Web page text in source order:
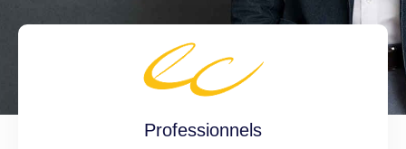
Professionnels